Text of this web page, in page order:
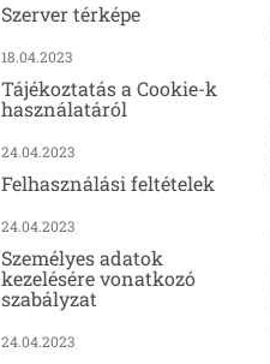
Szerver térképe
18.04.2023
Tájékoztatás a Cookie-k
használatáról
24.04.2023
Felhasználási feltételek
24.04.2023
Személyes adatok
kezelésére vonatkozó
szabályzat
24.04.2023